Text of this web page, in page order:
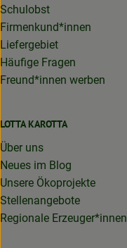
Schulobst
Firmenkund*innen
Liefergebiet
Häufige Fragen
Freund*innen werben
LOTTA KAROTTA
Über uns
Neues im Blog
Unsere Ökoprojekte
Stellenangebote
Regionale Erzeuger*innen